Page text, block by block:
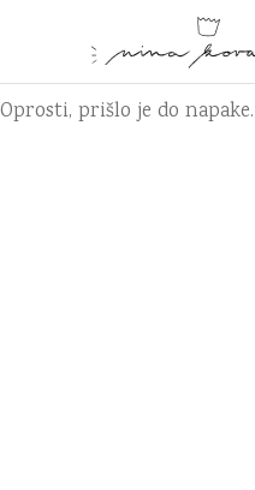
Oprosti, prišlo je do napake.